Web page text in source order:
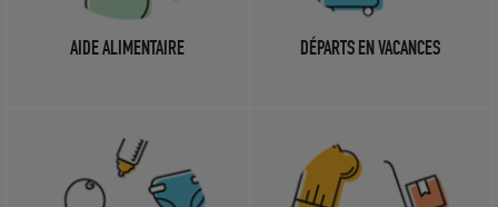
AIDE ALIMENTAIRE DÉPARTS EN VACANCES